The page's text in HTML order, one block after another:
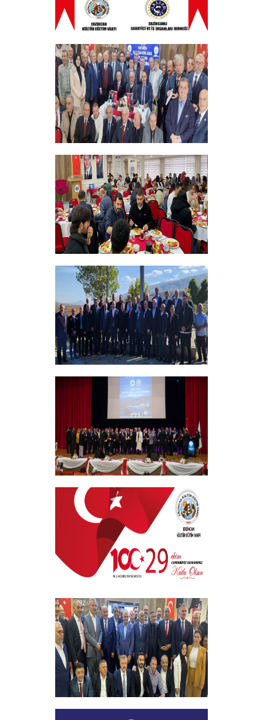
ERZINCAN VE TÜM SEHITLERI ANMA
PROGRAMI
+
Vakfımızın 28. Olağan genel kurulu
Yapıldı
+
Bursiyer Tanışma Toplantısı Yapıldı
+
Vakıf Yönetim Kurulumuz Erzincan
Kemah'da Bir Takım Ziyaretlerde
+
EKEV “Akademik Bilim, Sanat ve Spor
Ödülleri” Töreni Yapıldı
+
29 EKİM CUMHURİYET BAYRAMI
+
Vakfımızın 2023-2024 Yılı Burs